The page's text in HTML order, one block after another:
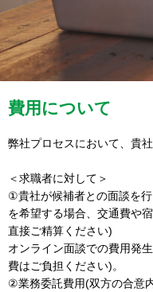
費用について
弊社プロセスにおいて、貴
＜求職者に対して＞
①貴社が候補者との面談を
を希望する場合、交通費や
直接ご精算ください)
オンライン面談での費用発
費はご負担ください)。
②業務委託費用(双方の合意